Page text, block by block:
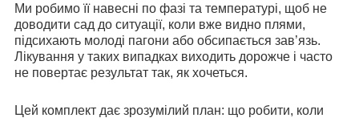
Ми робимо її навесні по фазі та температурі, щоб не
доводити сад до ситуації, коли вже видно плями,
підсихають молоді пагони або обсипається зав’язь.
Лікування у таких випадках виходить дорожче і часто
не повертає результат так, як хочеться.
Цей комплект дає зрозумілий план: що робити, коли